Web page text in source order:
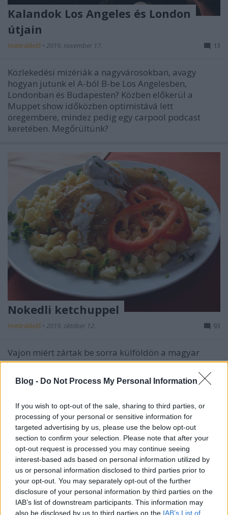
Blog - Do Not Process My Personal Information
If you wish to opt-out of the sale, sharing to third parties, or
processing of your personal or sensitive information for
targeted advertising by us, please use the below opt-out
section to confirm your selection. Please note that after your
opt-out request is processed you may continue seeing
interest-based ads based on personal information utilized by
us or personal information disclosed to third parties prior to
your opt-out. You may separately opt-out of the further
disclosure of your personal information by third parties on the
IAB’s list of downstream participants. This information may
also be disclosed by us to third parties on the IAB’s List of
Kalandok Los Angeles és London
útjain
Határátkelő • 2019. november 17. 13
Közlekedési mizériák a nagyvárosokban, avagy
hogyan jutunk el A-ból B-be Los Angelesben,
Londonban és Budapesten? Közben előkerül a
Muppet show időközben optimistává lett
öregembere, mindez pedig egy carpool podcast
keretében. Megőrültünk?
Nokedli ketchuppel
Határátkelő • 2019. október 12. 93
Vajon miért zártak be sorra külföldön a magyar
éttermek, melyek között akadt kifejezetten híres és
sikeres is? Az a baj, amikor identitását veszíti egy
hely vagy valami más lehet mögötte?